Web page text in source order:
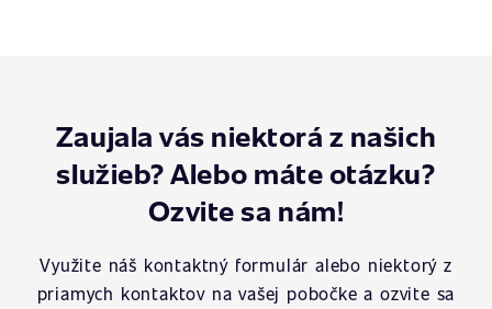
Zaujala vás niektorá z našich
služieb? Alebo máte otázku?
Ozvite sa nám!
Využite náš kontaktný formulár alebo niektorý z
priamych kontaktov na vašej pobočke a ozvite sa